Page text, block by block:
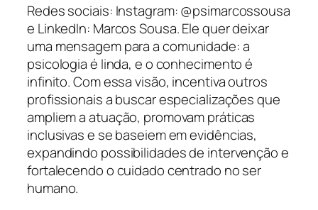
Redes sociais: Instagram: @psimarcossousa
e LinkedIn: Marcos Sousa. Ele quer deixar
uma mensagem para a comunidade: a
psicologia é linda, e o conhecimento é
infinito. Com essa visão, incentiva outros
profissionais a buscar especializações que
ampliem a atuação, promovam práticas
inclusivas e se baseiem em evidências,
expandindo possibilidades de intervenção e
fortalecendo o cuidado centrado no ser
humano.